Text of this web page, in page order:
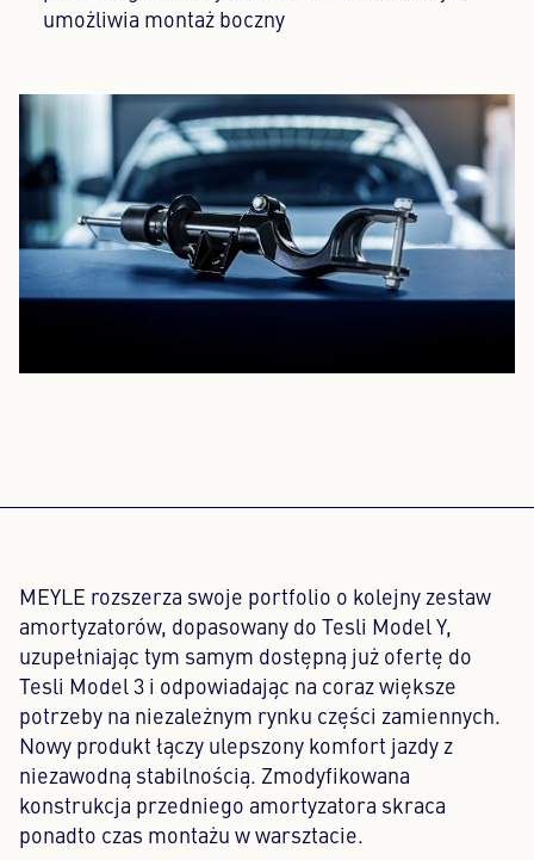
umożliwia montaż boczny
MEYLE rozszerza swoje portfolio o kolejny zestaw
amortyzatorów, dopasowany do Tesli Model Y,
uzupełniając tym samym dostępną już ofertę do
Tesli Model 3 i odpowiadając na coraz większe
potrzeby na niezależnym rynku części zamiennych.
Nowy produkt łączy ulepszony komfort jazdy z
niezawodną stabilnością. Zmodyfikowana
konstrukcja przedniego amortyzatora skraca
ponadto czas montażu w warsztacie.